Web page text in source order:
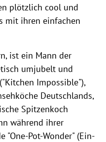
plötzlich cool und
mit ihren einfachen
ist ein Mann der
umjubelt und
Impossible"),
Deutschlands,
Spitzenkoch
während ihrer
"One-Pot-Wonder" (Ein-